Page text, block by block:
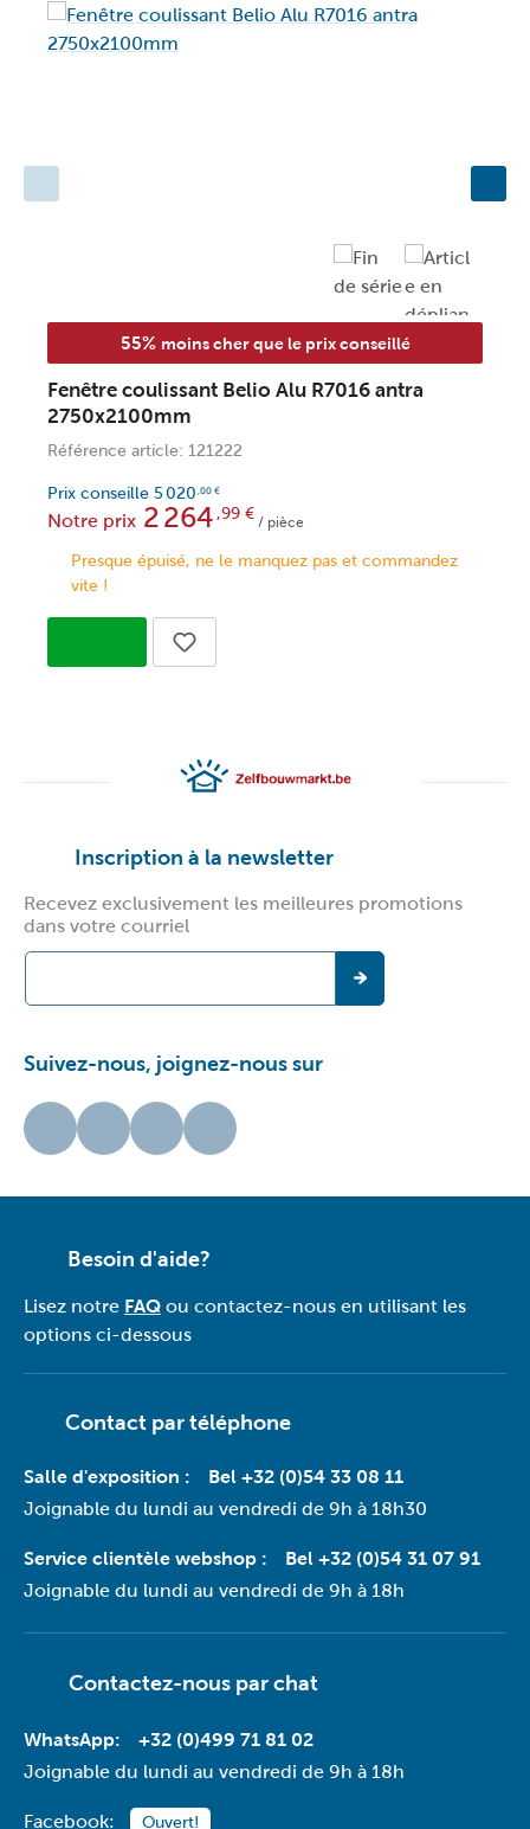
55% moins cher que le prix conseillé
Fenêtre coulissant Belio Alu R7016 antra
2750x2100mm
Référence article: 121222
Prix conseille 5 020 ,00 €
Notre prix 2 264 ,99€
/ pièce
Presque épuisé, ne le manquez pas et commandez
vite !
Inscription à la newsletter
Recevez exclusivement les meilleures promotions
dans votre courriel
Suivez-nous, joignez-nous sur
Besoin d'aide?
Lisez notre FAQ ou contactez-nous en utilisant les
options ci-dessous
Contact par téléphone
Salle d'exposition :
Bel +32 (0)54 33 08 11
Joignable du lundi au vendredi de 9h à 18h30
Service clientèle webshop :
Bel +32 (0)54 31 07 91
Joignable du lundi au vendredi de 9h à 18h
Contactez-nous par chat
WhatsApp:
+32 (0)499 71 81 02
Joignable du lundi au vendredi de 9h à 18h
Facebook: Ouvert!